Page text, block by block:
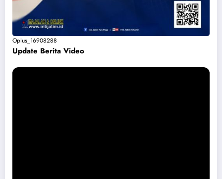
Oplus_16908288
Update Berita Video